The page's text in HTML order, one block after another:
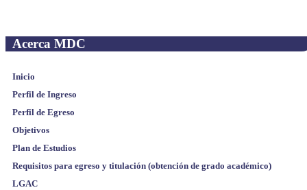
Acerca MDC
Inicio
Perfil de Ingreso
Perfil de Egreso
Objetivos
Plan de Estudios
Requisitos para egreso y titulación (obtención de grado académico)
LGAC